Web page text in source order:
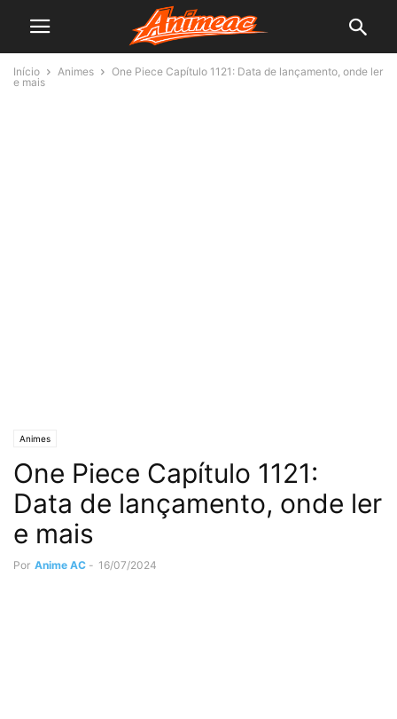
Início Animes
One Piece Capítulo 1121: Data de lançamento, onde ler
e mais
Animes
One Piece Capítulo 1121:
Data de lançamento, onde ler
e mais
Por Anime AC - 16/07/2024